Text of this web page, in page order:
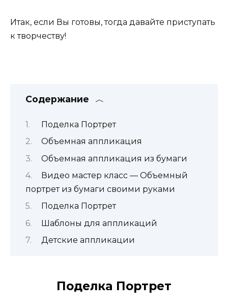
Итак, если Вы готовы, тогда давайте приступать
к творчеству!
Содержание
Поделка Портрет
Объемная аппликация
Объемная аппликация из бумаги
Видео мастер класс — Объемный
портрет из бумаги своими руками
Поделка Портрет
Шаблоны для аппликаций
Детские аппликации
Поделка Портрет